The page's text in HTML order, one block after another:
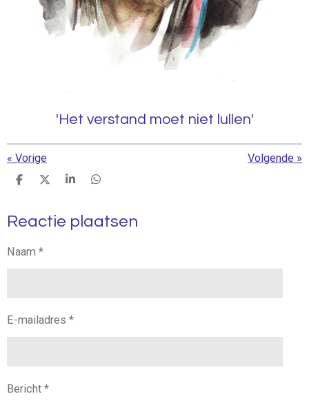
'Het verstand moet niet lullen'
« Vorige Volgende »
D
e
D
l
S
r
e
D
e
Reactie plaatsen
Naam *
E-mailadres *
Bericht *